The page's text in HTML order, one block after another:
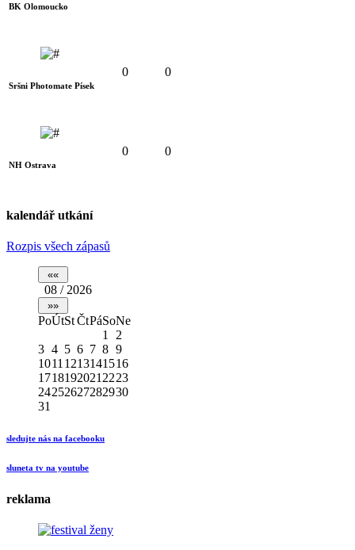
BK Olomoucko
Sršni Photomate Písek
0 0
NH Ostrava
0 0
kalendář utkání
Rozpis všech zápasů
08 / 2026
PoÚtStČtPáSoNe
1
2
3 4 5 6 7 8 9
1011 1213141516
1718192021 2223
24252627282930
31
sledujte nás na facebooku
sluneta tv na youtube
reklama